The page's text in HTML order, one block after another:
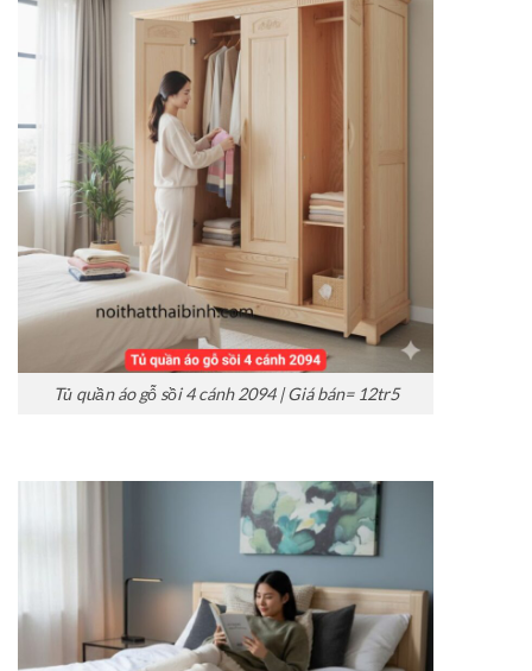
Tủ quần áo gỗ sồi 4 cánh 2094 | Giá bán= 12tr5